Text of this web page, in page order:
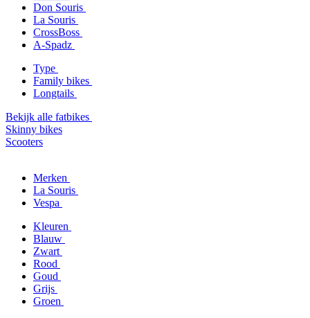
Don Souris
La Souris
CrossBoss
A-Spadz
Type
Family bikes
Longtails
Bekijk alle fatbikes
Skinny bikes
Scooters
Merken
La Souris
Vespa
Kleuren
Blauw
Zwart
Rood
Goud
Grijs
Groen